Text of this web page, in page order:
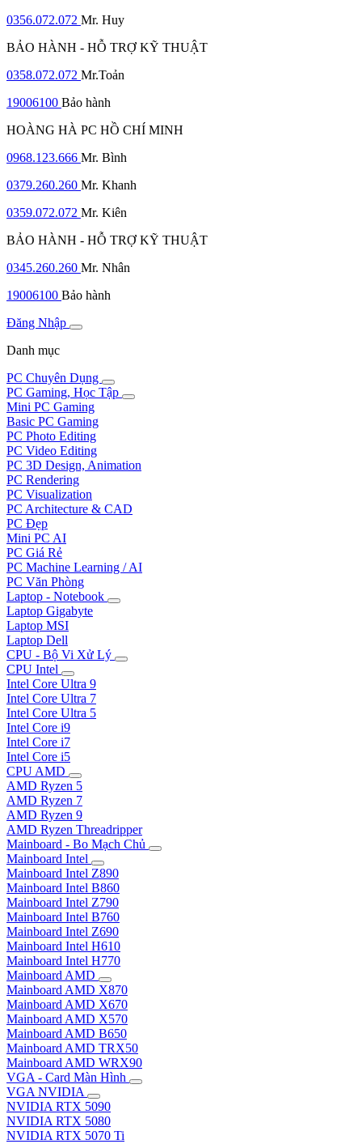
0356.072.072 Mr. Huy
BẢO HÀNH - HỖ TRỢ KỸ THUẬT
0358.072.072 Mr.Toản
19006100 Bảo hành
HOÀNG HÀ PC HỒ CHÍ MINH
0968.123.666 Mr. Bình
0379.260.260 Mr. Khanh
0359.072.072 Mr. Kiên
BẢO HÀNH - HỖ TRỢ KỸ THUẬT
0345.260.260 Mr. Nhân
19006100 Bảo hành
Đăng Nhập
Danh mục
PC Chuyên Dụng
PC Gaming, Học Tập
Mini PC Gaming
Basic PC Gaming
PC Photo Editing
PC Video Editing
PC 3D Design, Animation
PC Rendering
PC Visualization
PC Architecture & CAD
PC Đẹp
Mini PC AI
PC Giá Rẻ
PC Machine Learning / AI
PC Văn Phòng
Laptop - Notebook
Laptop Gigabyte
Laptop MSI
Laptop Dell
CPU - Bộ Vi Xử Lý
CPU Intel
Intel Core Ultra 9
Intel Core Ultra 7
Intel Core Ultra 5
Intel Core i9
Intel Core i7
Intel Core i5
CPU AMD
AMD Ryzen 5
AMD Ryzen 7
AMD Ryzen 9
AMD Ryzen Threadripper
Mainboard - Bo Mạch Chủ
Mainboard Intel
Mainboard Intel Z890
Mainboard Intel B860
Mainboard Intel Z790
Mainboard Intel B760
Mainboard Intel Z690
Mainboard Intel H610
Mainboard Intel H770
Mainboard AMD
Mainboard AMD X870
Mainboard AMD X670
Mainboard AMD X570
Mainboard AMD B650
Mainboard AMD TRX50
Mainboard AMD WRX90
VGA - Card Màn Hình
VGA NVIDIA
NVIDIA RTX 5090
NVIDIA RTX 5080
NVIDIA RTX 5070 Ti